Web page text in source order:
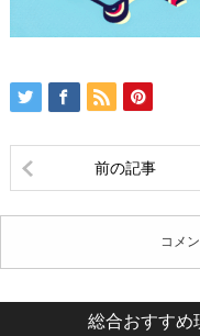
前の記事
コメ
総合おすすめ